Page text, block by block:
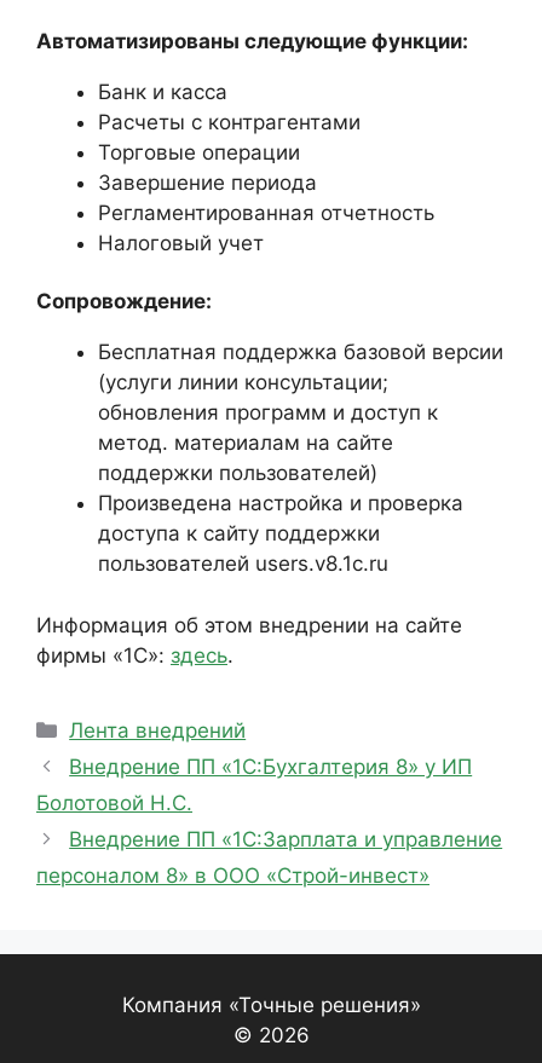
Автоматизированы следующие функции:
Банк и касса
Расчеты с контрагентами
Торговые операции
Завершение периода
Регламентированная отчетность
Налоговый учет
Сопровождение:
Бесплатная поддержка базовой версии
(услуги линии консультации;
обновления программ и доступ к
метод. материалам на сайте
поддержки пользователей)
Произведена настройка и проверка
доступа к сайту поддержки
пользователей users.v8.1c.ru
Информация об этом внедрении на сайте
фирмы «1С»: здесь.
Рубрики
Лента внедрений
Внедрение ПП «1С:Бухгалтерия 8» у ИП
Болотовой Н.С.
Внедрение ПП «1С:Зарплата и управление
персоналом 8» в ООО «Строй-инвест»
Компания «Точные решения»
© 2026